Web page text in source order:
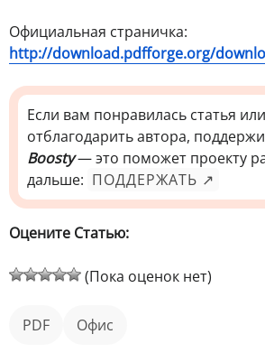
Официальная страничка:
http://download.pdfforge.org/
Если вам понравилась статья
отблагодарить автора,
Boosty— это поможет проекту
дальше: ПОДДЕРЖАТЬ ↗
Оцените Статью:
(Пока оценок нет)
PDF офис